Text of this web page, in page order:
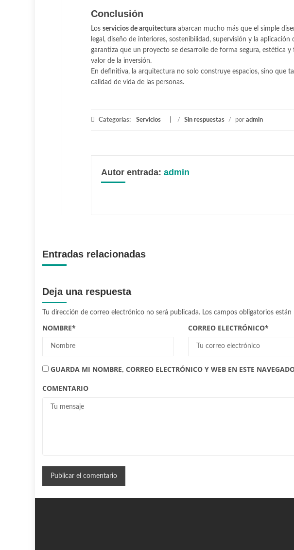
Conclusión
Los servicios de arquitectura abarcan mucho más que el simple
legal, diseño de interiores, sostenibilidad, supervisión y la
garantiza que un proyecto se desarrolle de forma segura, estética
valor de la inversión.
En definitiva, la arquitectura no solo construye espacios, sino que
calidad de vida de las personas.
Categorías: Servicios / Sin respuestas / por admin
Autor entrada: admin
Entradas relacionadas
Deja una respuesta
Tu dirección de correo electrónico no será publicada. Los campos obligatorios
NOMBRE* CORREO ELECTRÓNICO*
GUARDA MI NOMBRE, CORREO ELECTRÓNICO Y WEB EN ESTE
COMENTARIO